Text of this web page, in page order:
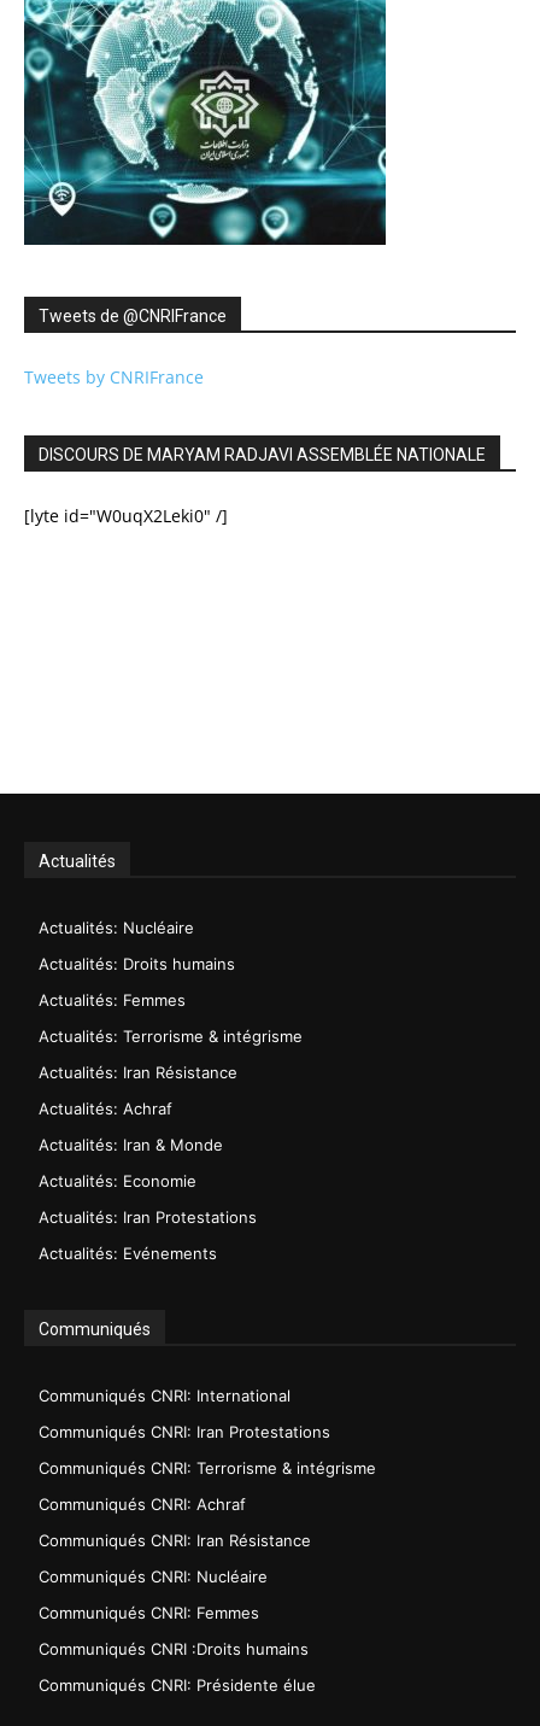
Tweets de ‎@CNRIFrance
Tweets by CNRIFrance
DISCOURS DE MARYAM RADJAVI ASSEMBLÉE NATIONALE
[lyte id="W0uqX2Leki0" /]
Actualités
Actualités: Nucléaire
Actualités: Droits humains
Actualités: Femmes
Actualités: Terrorisme & intégrisme
Actualités: Iran Résistance
Actualités: Achraf
Actualités: Iran & Monde
Actualités: Economie
Actualités: Iran Protestations
Actualités: Evénements
Communiqués
Communiqués CNRI: International
Communiqués CNRI: Iran Protestations
Communiqués CNRI: Terrorisme & intégrisme
Communiqués CNRI: Achraf
Communiqués CNRI: Iran Résistance
Communiqués CNRI: Nucléaire
Communiqués CNRI: Femmes
Communiqués CNRI :Droits humains
Communiqués CNRI: Présidente élue